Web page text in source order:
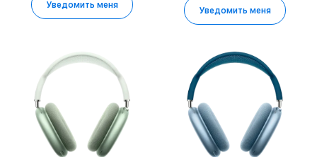
Уведомить меня
Уведомить меня